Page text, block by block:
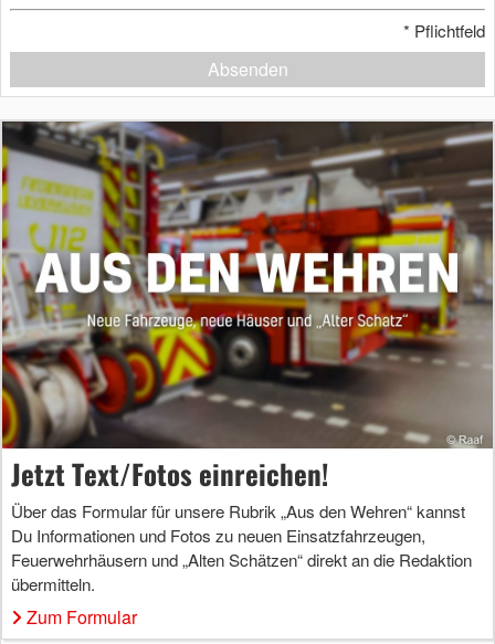
* Pflichtfeld
Absenden
Jetzt Text/Fotos einreichen!
Über das Formular für unsere Rubrik „Aus den Wehren“ kannst
Du Informationen und Fotos zu neuen Einsatzfahrzeugen,
Feuerwehrhäusern und „Alten Schätzen“ direkt an die Redaktion
übermitteln.
Zum Formular